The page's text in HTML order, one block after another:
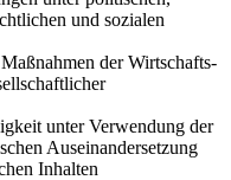
und sozialen
der Wirtschafts-
unter Verwendung der
Auseinandersetzung
Inhalten